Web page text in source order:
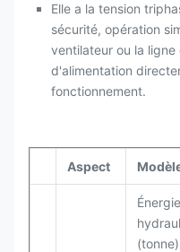
Elle a la tension
sécurité, opération
ventilateur ou la
d'alimentation
fonctionnement.
Aspect
Énergie
(tonne)